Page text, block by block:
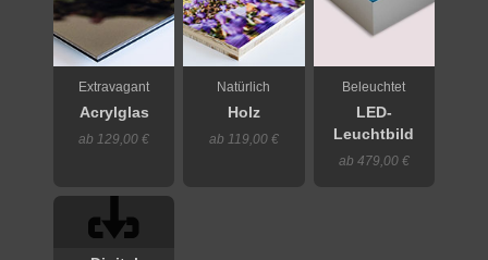
Extravagant
Acrylglas
ab 129,00 €
Natürlich
Holz
ab 119,00 €
Beleuchtet
LED-
Leuchtbild
ab 479,00 €